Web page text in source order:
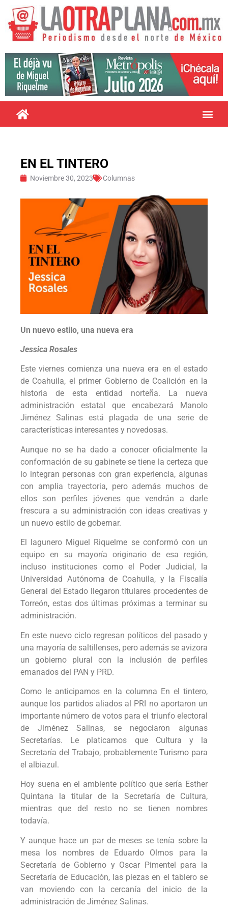
EN EL TINTERO
Noviembre 30, 2023 Columnas
Un nuevo estilo, una nueva era
Jessica Rosales
Este viernes comienza una nueva era en el estado
de Coahuila, el primer Gobierno de Coalición en la
historia de esta entidad norteña. La nueva
administración estatal que encabezará Manolo
Jiménez Salinas está plagada de una serie de
características interesantes y novedosas.
Aunque no se ha dado a conocer oficialmente la
conformación de su gabinete se tiene la certeza que
lo integran personas con gran experiencia, algunas
con amplia trayectoria, pero además muchos de
ellos son perfiles jóvenes que vendrán a darle
frescura a su administración con ideas creativas y
un nuevo estilo de gobernar.
El lagunero Miguel Riquelme se conformó con un
equipo en su mayoría originario de esa región,
incluso instituciones como el Poder Judicial, la
Universidad Autónoma de Coahuila, y la Fiscalía
General del Estado llegaron titulares procedentes de
Torreón, estas dos últimas próximas a terminar su
administración.
En este nuevo ciclo regresan políticos del pasado y
una mayoría de saltillenses, pero además se avizora
un gobierno plural con la inclusión de perfiles
emanados del PAN y PRD.
Como le anticipamos en la columna En el tintero,
aunque los partidos aliados al PRI no aportaron un
importante número de votos para el triunfo electoral
de Jiménez Salinas, se negociaron algunas
Secretarías. Le platicamos que Cultura y la
Secretaría del Trabajo, probablemente Turismo para
el albiazul.
Hoy suena en el ambiente político que sería Esther
Quintana la titular de la Secretaría de Cultura,
mientras que del resto no se tienen nombres
todavía.
Y aunque hace un par de meses se tenía sobre la
mesa los nombres de Eduardo Olmos para la
Secretaría de Gobierno y Oscar Pimentel para la
Secretaría de Educación, las piezas en el tablero se
van moviendo con la cercanía del inicio de la
administración de Jiménez Salinas.